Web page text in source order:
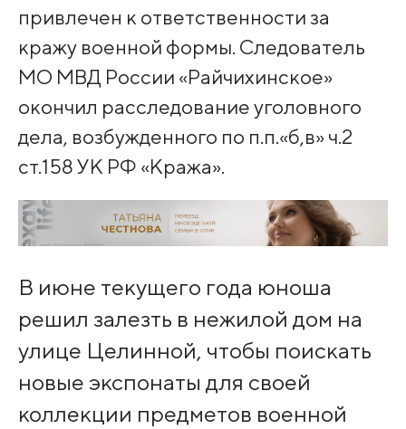
привлечен к ответственности за
кражу военной формы. Следователь
МО МВД России «Райчихинское»
окончил расследование уголовного
дела, возбужденного по п.п.«б,в» ч.2
ст.158 УК РФ «Кража».
В июне текущего года юноша
решил залезть в нежилой дом на
улице Целинной, чтобы поискать
новые экспонаты для своей
коллекции предметов военной